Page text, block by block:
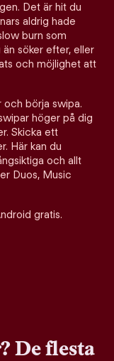
Det är hit du
aldrig hade
burn som
söker efter, eller
och möjlighet att
och börja swipa.
höger på dig
Skicka ett
Här kan du
och allt
Duos, Music
gratis.
De flesta